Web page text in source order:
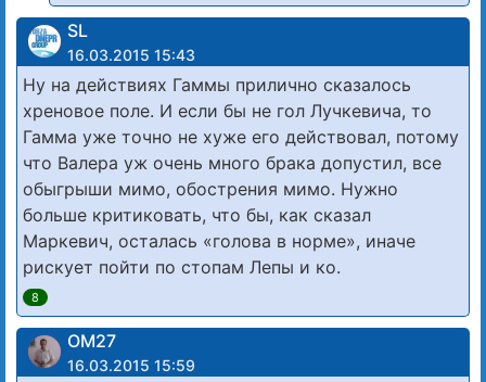
SL
16.03.2015 15:43
Ну на действиях Гаммы прилично сказалось
хреновое поле. И если бы не гол Лучкевича, то
Гамма уже точно не хуже его действовал, потому
что Валера уж очень много брака допустил, все
обыгрыши мимо, обострения мимо. Нужно
больше критиковать, что бы, как сказал
Маркевич, осталась «голова в норме», иначе
рискует пойти по стопам Лепы и ко.
8
ОМ27
16.03.2015 15:59